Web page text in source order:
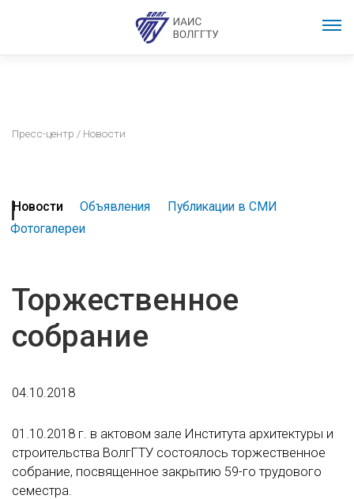
Пресс-центр / Новости
Новости Объявления
Публикации в СМИ
Фотогалереи
Торжественное
собрание
04.10.2018
01.10.2018 г. в актовом зале Института архитектуры и
строительства ВолгГТУ состоялось торжественное
собрание, посвященное закрытию 59-го трудового
семестра.